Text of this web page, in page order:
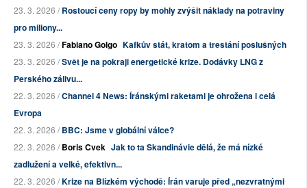
23. 3. 2026 /Rostoucí ceny ropy by mohly zvýšit náklady na potraviny
pro miliony...
23. 3. 2026 /Fabiano Golgo Kafkův stát, kratom a trestání poslušných
23. 3. 2026 /Svět je na pokraji energetické krize. Dodávky LNG z
Perského zálivu...
22. 3. 2026 /Channel 4 News: Íránskými raketami je ohrožena i celá
Evropa
22. 3. 2026 /BBC: Jsme v globální válce?
22. 3. 2026 /Boris Cvek Jak to ta Skandinávie dělá, že má nízké
zadlužení a velké, efektivn...
22. 3. 2026 /Krize na Blízkém východě: Írán varuje před „nezvratnými